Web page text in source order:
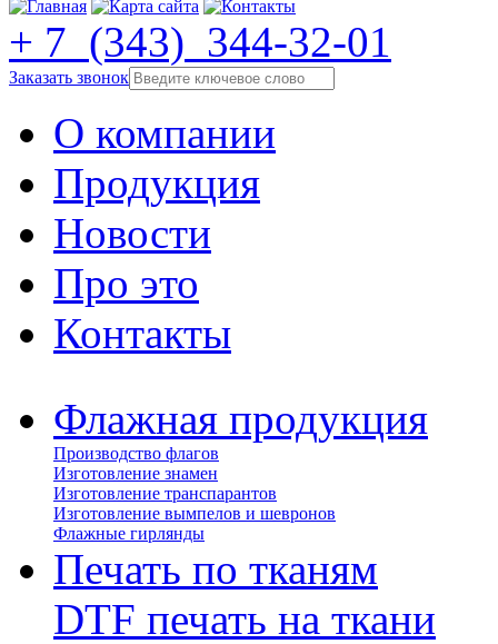
+ 7 (343) 344-32-01
Заказать звонок
О компании
Продукция
Новости
Про это
Контакты
Флажная продукция
Производство флагов
Изготовление знамен
Изготовление транспарантов
Изготовление вымпелов и шевронов
Флажные гирлянды
Печать по тканям
DTF печать на ткани